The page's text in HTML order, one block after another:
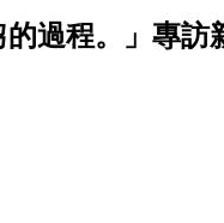
的過程。」專訪